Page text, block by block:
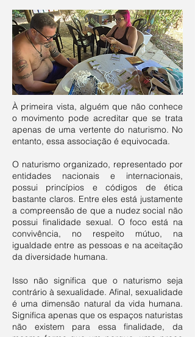
À primeira vista, alguém que não conhece
o movimento pode acreditar que se trata
apenas de uma vertente do naturismo. No
entanto, essa associação é equivocada.
O naturismo organizado, representado por
entidades nacionais e internacionais,
possui princípios e códigos de ética
bastante claros. Entre eles está justamente
a compreensão de que a nudez social não
possui finalidade sexual. O foco está na
convivência, no respeito mútuo, na
igualdade entre as pessoas e na aceitação
da diversidade humana.
Isso não significa que o naturismo seja
contrário à sexualidade. Afinal, sexualidade
é uma dimensão natural da vida humana.
Significa apenas que os espaços naturistas
não existem para essa finalidade, da